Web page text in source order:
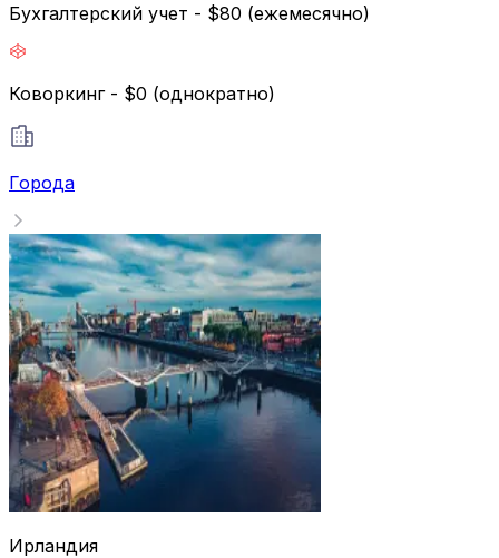
Бухгалтерский учет - $80 (ежемесячно)
Коворкинг - $0 (однократно)
Города
Ирландия